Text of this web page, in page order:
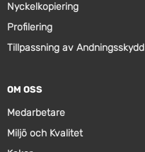
Nyckelkopiering
Profilering
Tillpassning av Andningsskydd
OM OSS
Medarbetare
Miljö och Kvalitet